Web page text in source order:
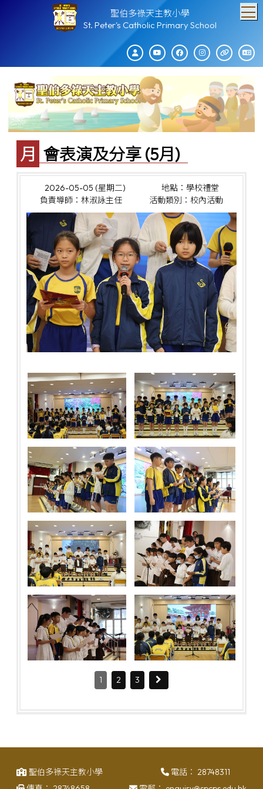
聖伯多祿天主教小學
St. Peter's Catholic Primary School
月會表演及分享 (5月)
2026-05-05 (星期二)
地點：學校禮堂
負責導師：林淑詠主任
活動類別：校內活動
1 2 3
聖伯多祿天主教小學 電話： 28748311